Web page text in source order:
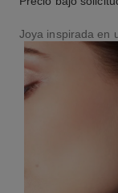
Joya inspirada en